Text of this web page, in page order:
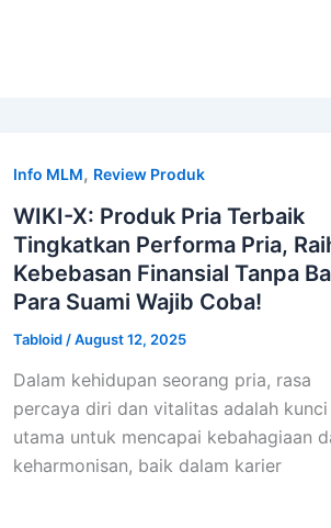
Info MLM, Review Produk
WIKI-X: Produk Pria Terbaik
Tingkatkan Performa Pria,
Kebebasan Finansial Tanpa
Para Suami Wajib Coba!
Tabloid /August 12, 2025
Dalam kehidupan seorang pria, rasa
percaya diri dan vitalitas adalah kunci
utama untuk mencapai kebahagiaan
keharmonisan, baik dalam karier